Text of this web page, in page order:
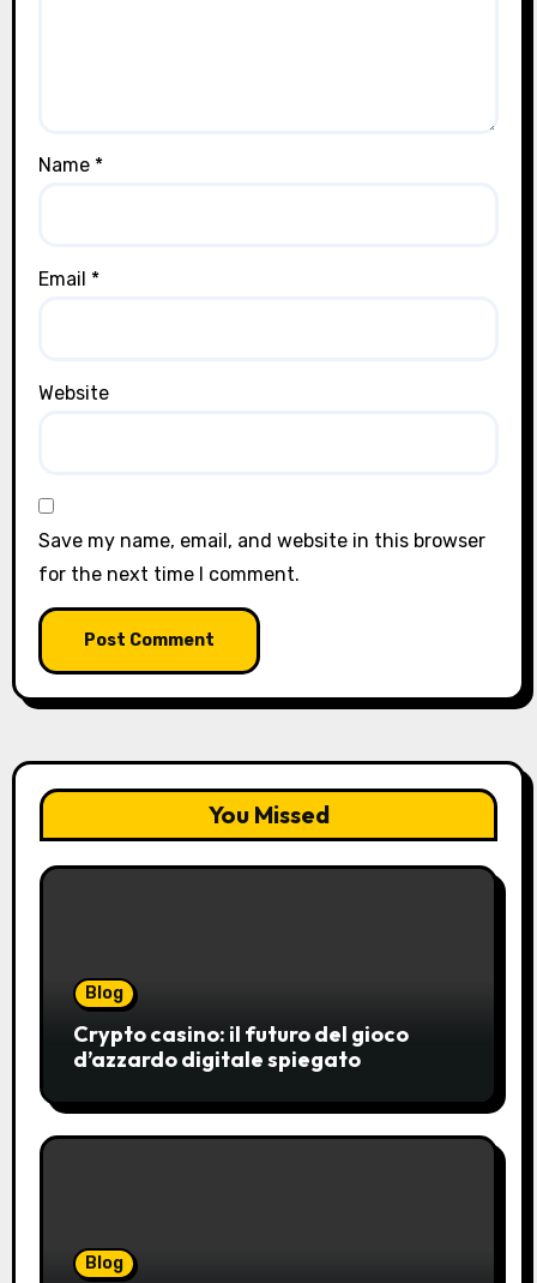
Name *
Email *
Website
Save my name, email, and website in this browser
for the next time I comment.
You Missed
Blog
Crypto casino: il futuro del gioco
d’azzardo digitale spiegato
Blog